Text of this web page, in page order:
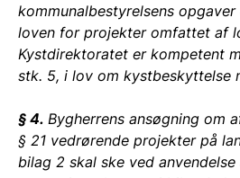
kommunalbestyrelsens
loven for projekter omfattet af
Kystdirektoratet er kompetent
stk. 5, i lov om kystbeskyttelse
§ 4. Bygherrens ansøgning om
§ 21 vedrørende projekter på
bilag 2 skal ske ved anvendelse